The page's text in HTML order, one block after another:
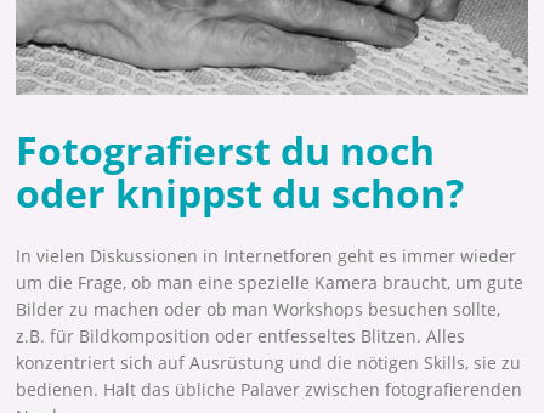
Fotografierst du noch
oder knippst du schon?
In vielen Diskussionen in Internetforen geht es immer wieder
um die Frage, ob man eine spezielle Kamera braucht, um gute
Bilder zu machen oder ob man Workshops besuchen sollte,
z.B. für Bildkomposition oder entfesseltes Blitzen. Alles
konzentriert sich auf Ausrüstung und die nötigen Skills, sie zu
bedienen. Halt das übliche Palaver zwischen fotografierenden